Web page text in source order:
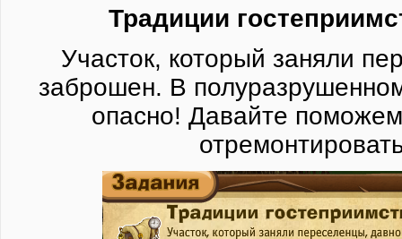
Традиции
Участок, который заняли
заброшен. В
опасно! Давайте